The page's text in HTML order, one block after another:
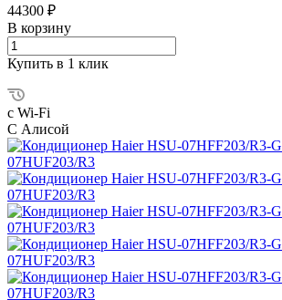
44300 ₽
В корзину
Купить в 1 клик
с Wi-Fi
С Алисой